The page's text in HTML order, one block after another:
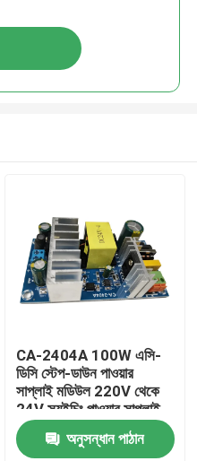
CA-2404A 100W এসি-
ডিসি স্টেপ-ডাউন পাওয়ার
সাপ্লাই মডিউল 220V থেকে
24V স্যুইচিং পাওয়ার সাপ্লাই
অনুসন্ধান পাঠান